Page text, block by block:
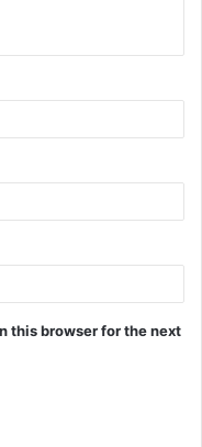
this browser for the next